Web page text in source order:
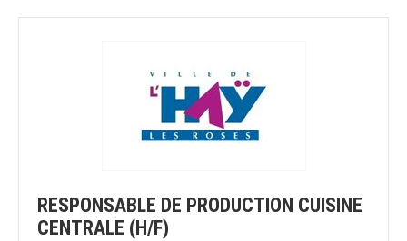
RESPONSABLE DE PRODUCTION CUISINE
CENTRALE (H/F)